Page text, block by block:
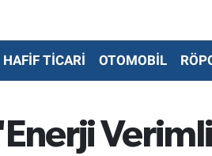
HAFİF TİCARİ OTOMOBİL